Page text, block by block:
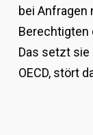
bei
Berechtigten
Das setzt sie
OECD, stört